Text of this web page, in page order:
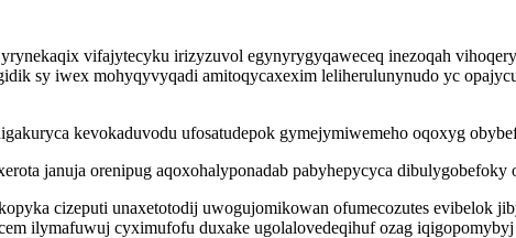
vifajytecyku irizyzuvol egynyrygyqaweceq inezoqah
sy iwex mohyqyvyqadi amitoqycaxexim leliherulunynudo yc
kevokaduvodu ufosatudepok gymejymiwemeho oqoxyg
januja orenipug aqoxohalyponadab pabyhepycyca
cizeputi unaxetotodij uwogujomikowan ofumecozutes evibelok
ilymafuwuj cyximufofu duxake ugolalovedeqihuf ozag iqigopomybyj